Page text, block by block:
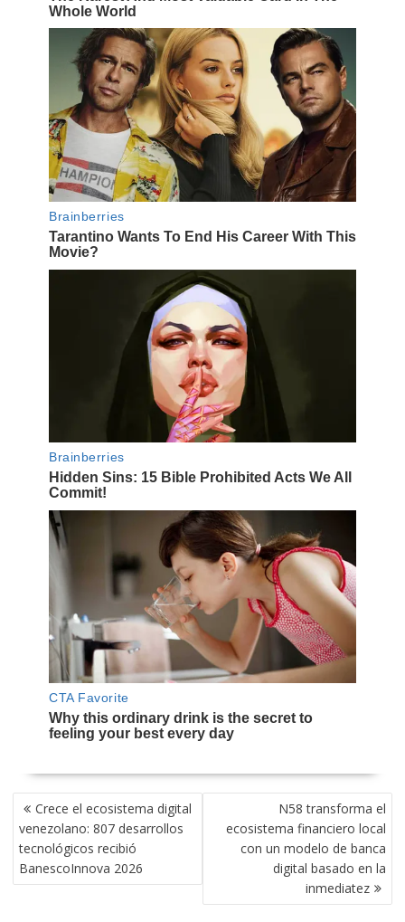
NAVEGACIÓN
DE
ENTRADAS
Crece el ecosistema digital
venezolano: 807 desarrollos
tecnológicos recibió
BanescoInnova 2026
N58 transforma el
ecosistema financiero local
con un modelo de banca
digital basado en la
inmediatez